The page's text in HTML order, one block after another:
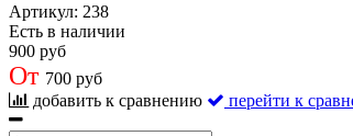
Артикул: 238
Есть в наличии
900 руб
От 700 руб
добавить к сравнению
перейти к